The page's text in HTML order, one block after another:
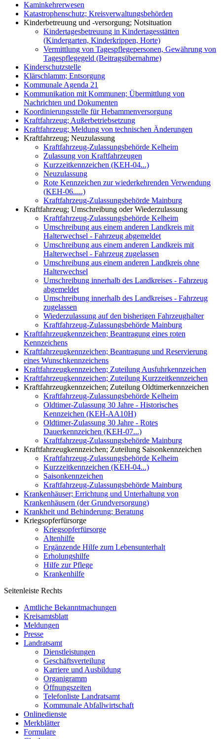
Kaminkehrerwesen
Katastrophenschutz; Kreisverwaltungsbehörden
Kinderbetreuung und -versorgung; Notsituation
Kindertagesbetreuung in Kindertagesstätten
(Kindergarten, Kinderkrippen, Horte)
Vermittlung von Tagespflegepersonen, Gewährung von
Tagespflegegeld (Beitragsübernahme)
Kinderschutzstelle
Klärschlamm; Entsorgung
Kommunale Agenda 21
Kommunikation mit Kommunen; Übermittlung von
Nachrichten und Dokumenten
Koordinierungsstelle für Hebammenversorgung
Kraftfahrzeug; Außerbetriebsetzung
Kraftfahrzeug; Meldung von technischen Änderungen
Kraftfahrzeug; Neuzulassung
Kraftfahrzeug-Zulassungsbehörde Kelheim
Zulassung von Kraftfahrzeugen
Kurzzeitkennzeichen (KEH-04...)
Neuzulassung
Rote Kennzeichen zur wiederkehrenden Verwendung
(KEH-06.....)
Kraftfahrzeug-Zulassungsbehörde Mainburg
Kraftfahrzeug; Umschreibung oder Wiederzulassung
Kraftfahrzeug-Zulassungsbehörde Kelheim
Umschreibung aus einem anderen Landkreis mit
Halterwechsel - Fahrzeug abgemeldet
Umschreibung aus einem anderen Landkreis mit
Halterwechsel - Fahrzeug zugelassen
Umschreibung aus einem anderen Landkreis ohne
Halterwechsel
Umschreibung innerhalb des Landkreises - Fahrzeug
abgemeldet
Umschreibung innerhalb des Landkreises - Fahrzeug
zugelassen
Wiederzulassung auf den bisherigen Fahrzeughalter
Kraftfahrzeug-Zulassungsbehörde Mainburg
Kraftfahrzeugkennzeichen; Beantragung eines roten
Kennzeichens
Kraftfahrzeugkennzeichen; Beantragung und Reservierung
eines Wunschkennzeichens
Kraftfahrzeugkennzeichen; Zuteilung Ausfuhrkennzeichen
Kraftfahrzeugkennzeichen; Zuteilung Kurzzeitkennzeichen
Kraftfahrzeugkennzeichen; Zuteilung Oldtimerkennzeichen
Kraftfahrzeug-Zulassungsbehörde Kelheim
Oldtimer-Zulassung 30 Jahre - Historisches
Kennzeichen (KEH-AA10H)
Oldtimer-Zulassung 30 Jahre - Rotes
Dauerkennzeichen (KEH-07...)
Kraftfahrzeug-Zulassungsbehörde Mainburg
Kraftfahrzeugkennzeichen; Zuteilung Saisonkennzeichen
Kraftfahrzeug-Zulassungsbehörde Kelheim
Kurzzeitkennzeichen (KEH-04...)
Saisonkennzeichen
Kraftfahrzeug-Zulassungsbehörde Mainburg
Krankenhäuser; Errichtung und Unterhaltung von
Krankenhäusern (der Grundversorgung)
Krankheit und Behinderung; Beratung
Kriegsopferfürsorge
Kriegsopferfürsorge
Altenhilfe
Ergänzende Hilfe zum Lebensunterhalt
Erholungshilfe
Hilfe zur Pflege
Krankenhilfe
Seitenleiste Rechts
Amtliche Bekanntmachungen
Kreisamtsblatt
Meldungen
Presse
Landratsamt
Dienstleistungen
Geschäftsverteilung
Karriere und Ausbildung
Organigramm
Öffnungszeiten
Telefonliste Landratsamt
Kommunale Abfallwirtschaft
Onlinedienste
Merkblätter
Formulare